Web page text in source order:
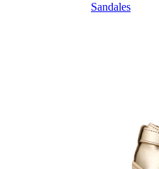
Sandales